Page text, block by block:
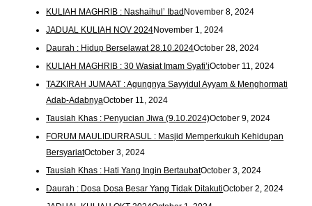
KULIAH MAGHRIB : Nashaihul’ Ibad November 8, 2024
JADUAL KULIAH NOV 2024November 1, 2024
Daurah : Hidup Berselawat 28.10.2024October 28, 2024
KULIAH MAGHRIB : 30 Wasiat Imam Syafi’iOctober 11, 2024
TAZKIRAH JUMAAT : Agungnya Sayyidul Ayyam & Menghormati
Adab-AdabnyaOctober 11, 2024
Tausiah Khas : Penyucian Jiwa (9.10.2024)October 9, 2024
FORUM MAULIDURRASUL : Masjid Memperkukuh Kehidupan
BersyariatOctober 3, 2024
Tausiah Khas : Hati Yang Ingin BertaubatOctober 3, 2024
Daurah : Dosa Dosa Besar Yang Tidak DitakutiOctober 2, 2024